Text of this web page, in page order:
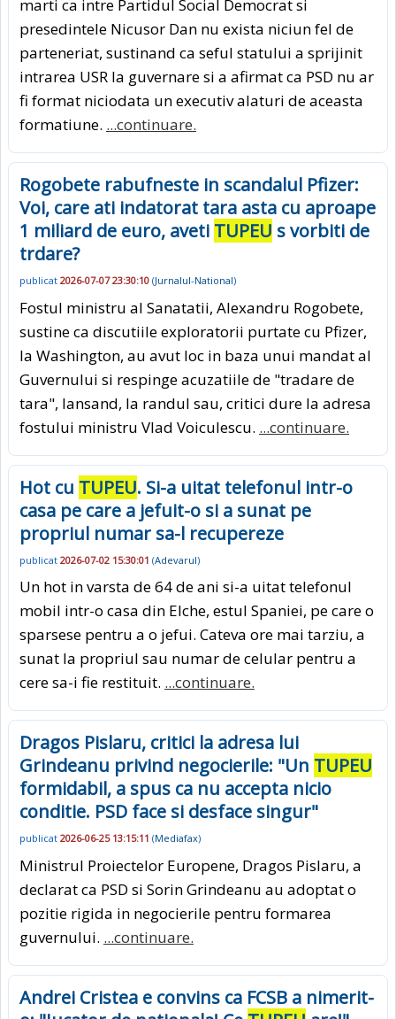
marti ca intre Partidul Social Democrat si
presedintele Nicusor Dan nu exista niciun fel de
parteneriat, sustinand ca seful statului a sprijinit
intrarea USR la guvernare si a afirmat ca PSD nu ar
fi format niciodata un executiv alaturi de aceasta
formatiune. ...continuare.
Rogobete rabufneste in scandalul Pfizer:
Voi, care ati indatorat tara asta cu aproape
1 miliard de euro, aveti TUPEU s vorbiti de
trdare?
publicat 2026-07-07 23:30:10 (Jurnalul-National)
Fostul ministru al Sanatatii, Alexandru Rogobete,
sustine ca discutiile exploratorii purtate cu Pfizer,
la Washington, au avut loc in baza unui mandat al
Guvernului si respinge acuzatiile de "tradare de
tara", lansand, la randul sau, critici dure la adresa
fostului ministru Vlad Voiculescu. ...continuare.
Hot cu TUPEU. Si-a uitat telefonul intr-o
casa pe care a jefuit-o si a sunat pe
propriul numar sa-l recupereze
publicat 2026-07-02 15:30:01 (Adevarul)
Un hot in varsta de 64 de ani si-a uitat telefonul
mobil intr-o casa din Elche, estul Spaniei, pe care o
sparsese pentru a o jefui. Cateva ore mai tarziu, a
sunat la propriul sau numar de celular pentru a
cere sa-i fie restituit. ...continuare.
Dragos Pislaru, critici la adresa lui
Grindeanu privind negocierile: "Un TUPEU
formidabil, a spus ca nu accepta nicio
conditie. PSD face si desface singur"
publicat 2026-06-25 13:15:11 (Mediafax)
Ministrul Proiectelor Europene, Dragos Pislaru, a
declarat ca PSD si Sorin Grindeanu au adoptat o
pozitie rigida in negocierile pentru formarea
guvernului. ...continuare.
Andrei Cristea e convins ca FCSB a nimerit-